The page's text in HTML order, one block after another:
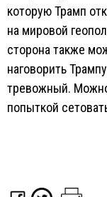
которую Трамп
на мировой
сторона также
наговорить
тревожный. Можно
попыткой